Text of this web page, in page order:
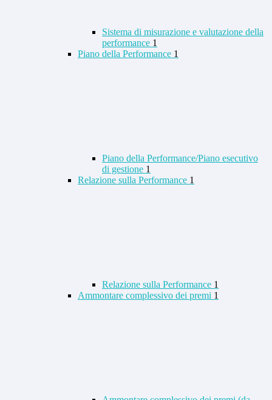
Sistema di misurazione e valutazione della
performance 1
Piano della Performance 1
Piano della Performance/Piano esecutivo
di gestione 1
Relazione sulla Performance 1
Relazione sulla Performance 1
Ammontare complessivo dei premi 1